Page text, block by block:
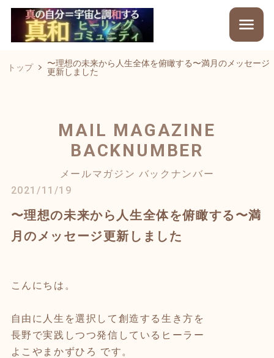
トップ
〜理想の未来から人生全体を俯瞰する〜満月のメッセージ
更新しました
MAIL MAGAZINE
BACKNUMBER
メールマガジン バックナンバー
2021/11/19
〜理想の未来から人生全体を俯瞰する〜満
月のメッセージ更新しました
こんにちは。
自由に人生を選択して創造する生き方を
長野で実践しつつ発信しているヒーラー
よこやまかずひろ です。